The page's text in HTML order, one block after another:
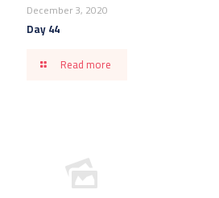
December 3, 2020
Day 44
Read more